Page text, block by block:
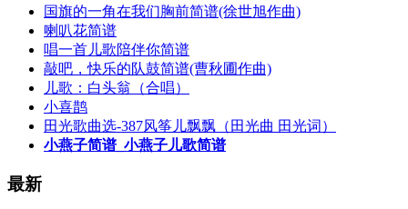
国旗的一角在我们胸前简谱(徐世旭作曲)
喇叭花简谱
唱一首儿歌陪伴你简谱
敲吧，快乐的队鼓简谱(曹秋圃作曲)
儿歌：白头翁（合唱）
小喜鹊
田光歌曲选-387风筝儿飘飘（田光曲 田光词）
小燕子简谱_小燕子儿歌简谱
最新